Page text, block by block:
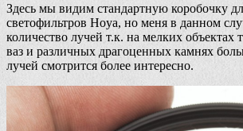
Здесь мы видим стандартную коробочку
светофильтров Hoya, но меня в данном
количество лучей т.к. на мелких объектах
ваз и различных драгоценных камнях
лучей смотрится более интересно.